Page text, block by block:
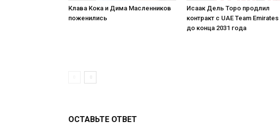
Клава Кока и Дима Масленников
поженились
Исаак Дель Торо продлил
контракт с UAE Team Emirates
до конца 2031 года
ОСТАВЬТЕ ОТВЕТ